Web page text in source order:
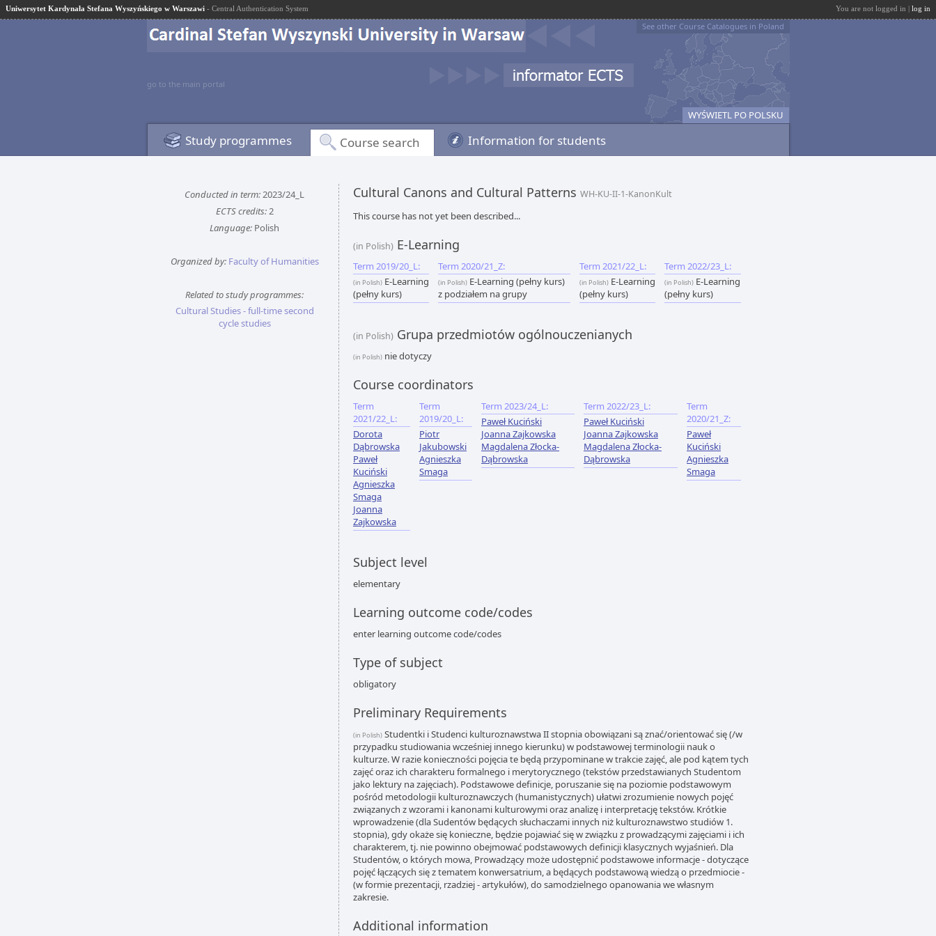
Uniwersytet Kardynała Stefana Wyszyńskiego w Warszawi - Central Authentication System You are not logged in | log in
go to the main portal
See other Course Catalogues in Poland
WYŚWIETL PO POLSKU
Study programmes Course search Information for students
Conducted in term:2023/24_L
ECTS credits:2
Language: Polish
Organized by: Faculty of Humanities
Related to study programmes:
Cultural Studies - full-time second
cycle studies
Cultural Canons and Cultural Patterns WH-KU-II-1-KanonKult
This course has not yet been described...
(in Polish) E-Learning
Term 2019/20_L:
(in Polish) E-Learning
(pełny kurs)
Term 2020/21_Z:
(in Polish) E-Learning (pełny kurs)
z podziałem na grupy
Term 2021/22_L:
(in Polish) E-Learning
(pełny kurs)
Term 2022/23_L:
(in Polish) E-Learning
(pełny kurs)
(in Polish) Grupa przedmiotów ogólnouczenianych
(in Polish) nie dotyczy
Course coordinators
Term
2021/22_L:
Dorota
Dąbrowska
Paweł
Kuciński
Agnieszka
Smaga
Joanna
Zajkowska
Term
2019/20_L:
Piotr
Jakubowski
Agnieszka
Smaga
Term 2023/24_L:
Paweł Kuciński
Joanna Zajkowska
Magdalena Złocka-
Dąbrowska
Term 2022/23_L:
Paweł Kuciński
Joanna Zajkowska
Magdalena Złocka-
Dąbrowska
Term
2020/21_Z:
Paweł
Kuciński
Agnieszka
Smaga
Subject level
elementary
Learning outcome code/codes
enter learning outcome code/codes
Type of subject
obligatory
Preliminary Requirements
(in Polish) Studentki i Studenci kulturoznawstwa II stopnia obowiązani są znać/orientować się (/w
przypadku studiowania wcześniej innego kierunku) w podstawowej terminologii nauk o
kulturze. W razie konieczności pojęcia te będą przypominane w trakcie zajęć, ale pod kątem tych
zajęć oraz ich charakteru formalnego i merytorycznego (tekstów przedstawianych Studentom
jako lektury na zajęciach). Podstawowe definicje, poruszanie się na poziomie podstawowym
pośród metodologii kulturoznawczych (humanistycznych) ułatwi zrozumienie nowych pojęć
związanych z wzorami i kanonami kulturowymi oraz analizę i interpretację tekstów. Krótkie
wprowadzenie (dla Sudentów będących słuchaczami innych niż kulturoznawstwo studiów 1.
stopnia), gdy okaże się konieczne, będzie pojawiać się w związku z prowadzącymi zajęciami i ich
charakterem, tj. nie powinno obejmować podstawowych definicji klasycznych wyjaśnień. Dla
Studentów, o których mowa, Prowadzący może udostępnić podstawowe informacje - dotyczące
pojęć łączących się z tematem konwersatrium, a będących podstawową wiedzą o przedmiocie -
(w formie prezentacji, rzadziej - artykułów), do samodzielnego opanowania we własnym
zakresie.
Additional information